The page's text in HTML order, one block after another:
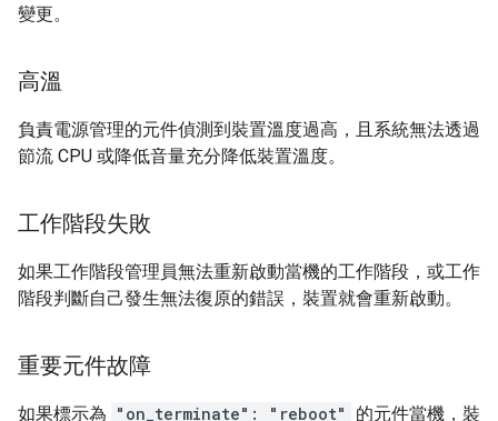
變更。
高溫
負責電源管理的元件偵測到裝置溫度過高，且系統無法透過
節流 CPU 或降低音量充分降低裝置溫度。
工作階段失敗
如果工作階段管理員無法重新啟動當機的工作階段，或工作
階段判斷自己發生無法復原的錯誤，裝置就會重新啟動。
重要元件故障
如果標示為 "on_terminate": "reboot"
的元件當機，裝